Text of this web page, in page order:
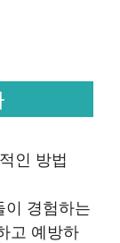
인 방법
이 경험하는
고 예방하